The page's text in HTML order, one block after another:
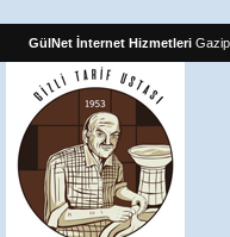
GülNet İnternet Hizmetleri